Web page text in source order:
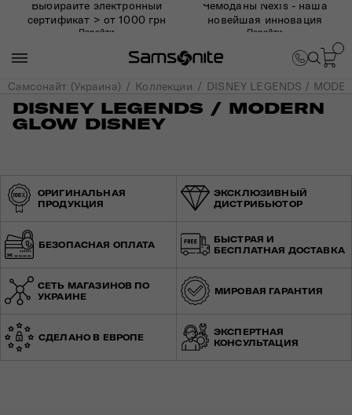
Выбирайте электронный
сертификат > от 1000 грн
Перейти
Чемоданы Nexis - наша
новейшая инновация
Перейти
Самсонайт (Украина) Коллекции DISNEY LEGENDS /
DISNEY LEGENDS / MODERN
GLOW DISNEY
ОРИГИНАЛЬНАЯ
ПРОДУКЦИЯ
ЭКСКЛЮЗИВНЫЙ
ДИСТРИБЬЮТОР
БЕЗОПАСНАЯ ОПЛАТА
БЫСТРАЯ И
БЕСПЛАТНАЯ ДОСТАВКА
СЕТЬ МАГАЗИНОВ ПО
УКРАИНЕ
МИРОВАЯ ГАРАНТИЯ
СДЕЛАНО В ЕВРОПЕ
ЭКСПЕРТНАЯ
КОНСУЛЬТАЦИЯ